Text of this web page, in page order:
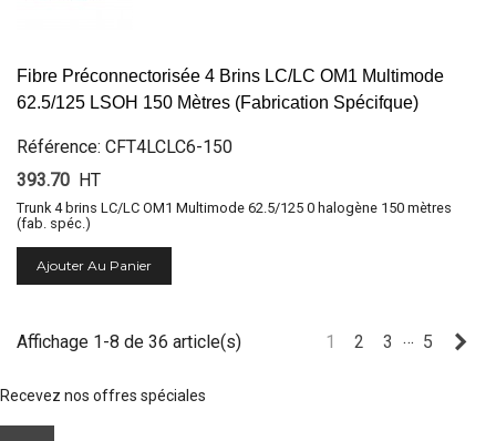
Fibre Préconnectorisée 4 Brins LC/LC OM1 Multimode
62.5/125 LSOH 150 Mètres (Fabrication Spécifque)
Référence: CFT4LCLC6-150
393.70 HT
Trunk 4 brins LC/LC OM1 Multimode 62.5/125 0 halogène 150 mètres
(fab. spéc.)
Ajouter Au Panier
Affichage 1-8 de 36 article(s) 1 2 3 … 5
Recevez nos offres spéciales